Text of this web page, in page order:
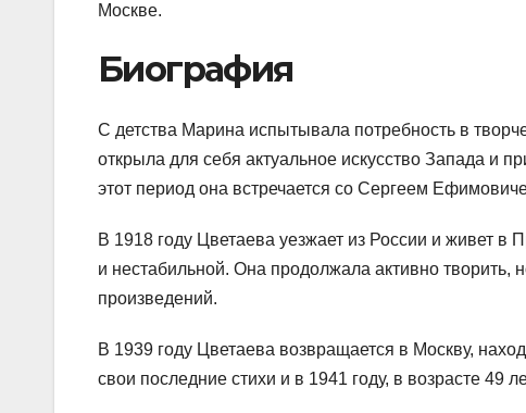
Москве.
Биография
С детства Марина испытывала потребность в
открыла для себя актуальное искусство Запада и
этот период она встречается со Сергеем
В 1918 году Цветаева уезжает из России и живет
и нестабильной. Она продолжала активно творить,
произведений.
В 1939 году Цветаева возвращается в Москву,
свои последние стихи и в 1941 году, в возрасте 49